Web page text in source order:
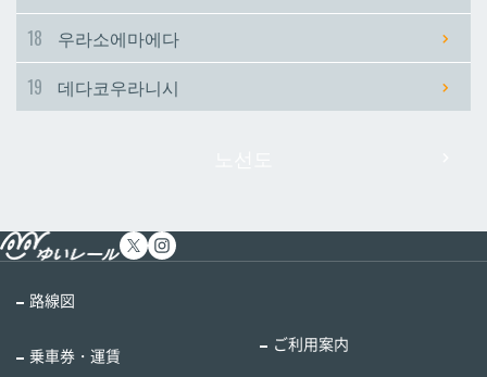
18
우라소에마에다
19
데다코우라니시
路線図
乗車券・運賃
ご利用案内